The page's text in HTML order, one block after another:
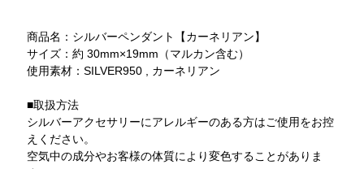
商品名：シルバーペンダント【カーネリアン】
サイズ：約 30mm×19mm（マルカン含む）
使用素材：SILVER950 , カーネリアン
■取扱方法
シルバーアクセサリーにアレルギーのある方はご使用をお控
えください。
空気中の成分やお客様の体質により変色することがありま